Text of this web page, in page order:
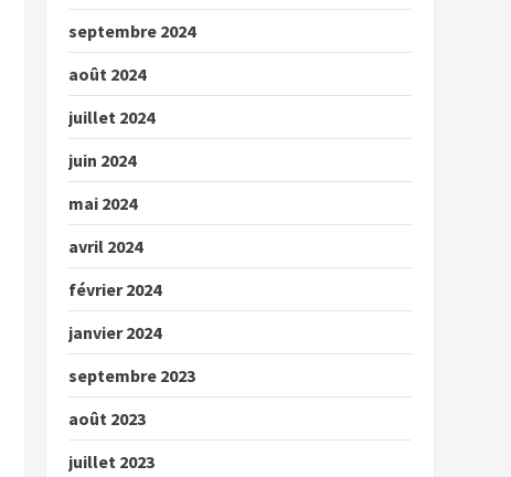
septembre 2024
août 2024
juillet 2024
juin 2024
mai 2024
avril 2024
février 2024
janvier 2024
septembre 2023
août 2023
juillet 2023